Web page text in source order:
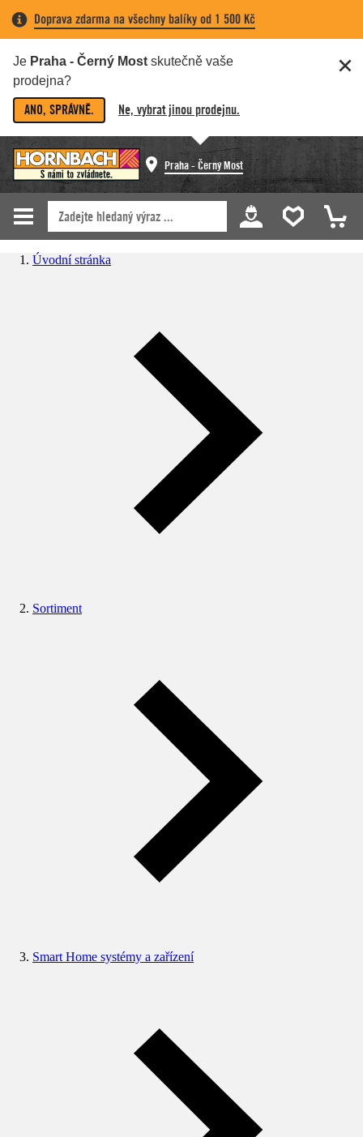
Doprava zdarma na všechny balíky od 1 500 Kč
Je Praha - Černý Most skutečně vaše
prodejna?
ANO, SPRÁVNĚ. Ne, vybrat jinou prodejnu.
Praha - Černý Most
Úvodní stránka
Sortiment
Smart Home systémy a zařízení